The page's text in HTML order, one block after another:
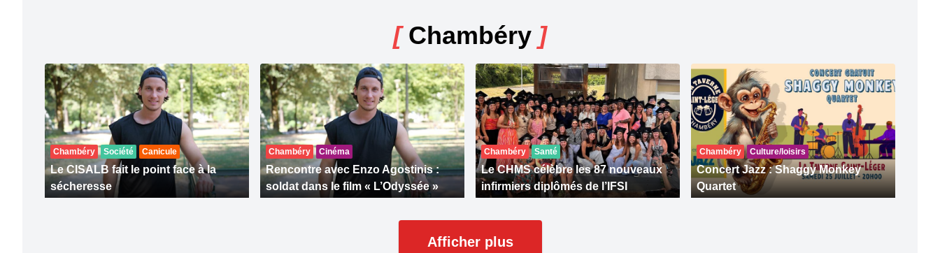
[Chambéry ]
Chambéry Société Canicule
Le CISALB fait le point face à la
sécheresse
Chambéry Cinéma
Rencontre avec Enzo Agostinis :
soldat dans le film « L’Odyssée »
Chambéry Santé
Le CHMS célèbre les 87 nouveaux
infirmiers diplômés de l’IFSI
Chambéry Culture/loisirs
Concert Jazz : Shaggy Monkey
Quartet
Afficher plus